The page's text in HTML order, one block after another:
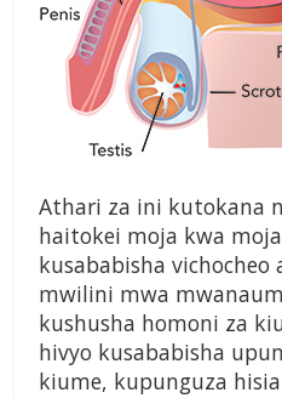
Athari za ini kutokana
haitokei moja kwa
kusababisha
mwilini mwa
kushusha homoni za
hivyo kusababisha
kiume, kupunguza